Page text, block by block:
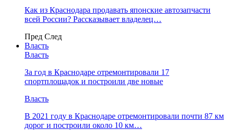
Как из Краснодара продавать японские автозапчасти
всей России? Рассказывает владелец…
Пред След
Власть
Власть
За год в Краснодаре отремонтировали 17
спортплощадок и построили две новые
Власть
В 2021 году в Краснодаре отремонтировали почти 87 км
дорог и построили около 10 км…